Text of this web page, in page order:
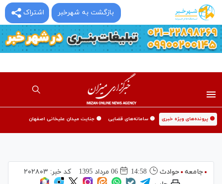
اشتراک بازگشت به شهرخبر